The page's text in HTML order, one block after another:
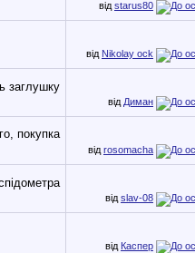
від starus80
від Nikolay ock
від Диман
від rosomacha
від slav-08
від Каспер